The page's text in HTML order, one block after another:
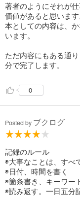
アイデアは大きな紙
っていったのは、
誰だったかな～
オキナのプロジェクト
著者のようにそれが
価値があると思います
本としての内容は、
います。
ただ内容にもある通
分で完了します。
0
Posted by ブクログ
記録のルール
◉大事なことは、すべ
◉日付、時間を書く
◉箇条書き、キーワ
◉読み返す。一日五分